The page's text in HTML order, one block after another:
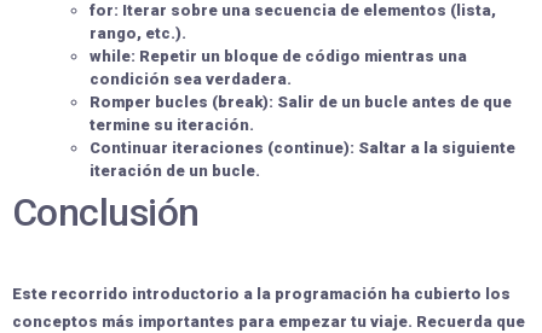
for: Iterar sobre una secuencia de elementos (lista,
rango, etc.).
while: Repetir un bloque de código mientras una
condición sea verdadera.
Romper bucles (break): Salir de un bucle antes de que
termine su iteración.
Continuar iteraciones (continue): Saltar a la siguiente
iteración de un bucle.
Conclusión
Este recorrido introductorio a la programación ha cubierto los
conceptos más importantes para empezar tu viaje. Recuerda que